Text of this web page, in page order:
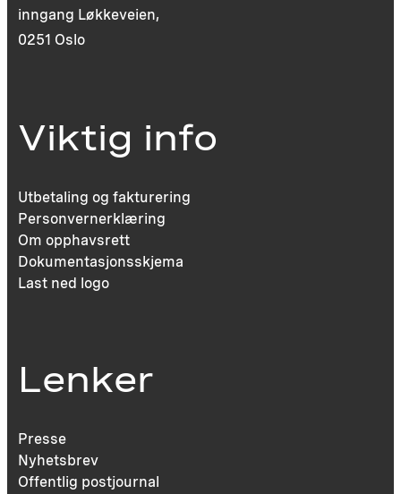
inngang Løkkeveien,
0251 Oslo
Viktig info
Utbetaling og fakturering
Personvernerklæring
Om opphavsrett
Dokumentasjonsskjema
Last ned logo
Lenker
Presse
Nyhetsbrev
Offentlig postjournal